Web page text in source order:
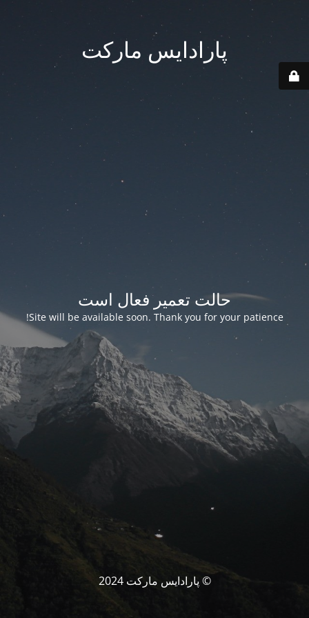
پارادایس مارکت
حالت تعمیر فعال است
Site will be available soon. Thank you for your patience!
© پارادایس مارکت 2024